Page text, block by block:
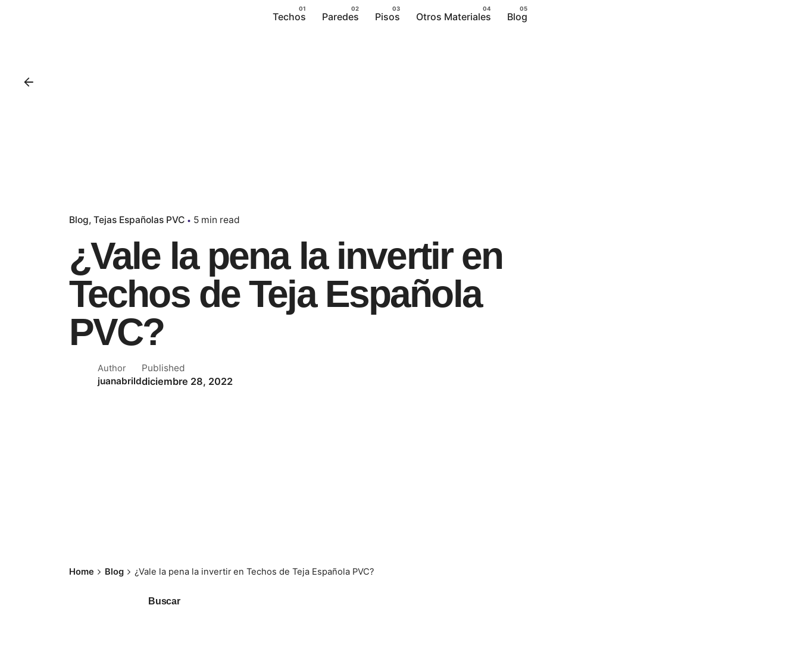
Techos Paredes Pisos Otros Materiales Blog
Blog Tejas Españolas PVC 5 min read
¿Vale la pena la invertir en
Techos de Teja Española
PVC?
Author
juanabrild
Published
diciembre 28, 2022
Home Blog ¿Vale la pena la invertir en Techos de Teja Española PVC?
Buscar